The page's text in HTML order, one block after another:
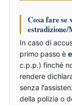
Cosa fare se
estradizione/
In caso di
primo passo è
c.p.p.) finché
rendere
senza
della polizia o